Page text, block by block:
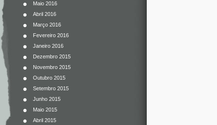
Maio 2016
Abril 2016
Março 2016
Fevereiro 2016
Janeiro 2016
Dezembro 2015
Novembro 2015
Outubro 2015
Setembro 2015
Junho 2015
Maio 2015
Abril 2015